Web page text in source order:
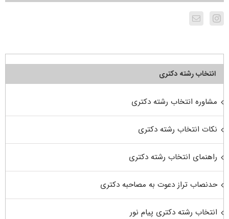
انتخاب رشته دکتری
مشاوره انتخاب رشته دکتری
نکات انتخاب رشته دکتری
راهنمای انتخاب رشته دکتری
حدنصاب تراز دعوت به مصاحبه دکتری
انتخاب رشته دکتری پیام نور